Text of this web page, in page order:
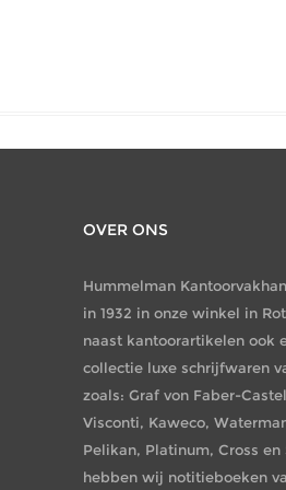
OVER ONS
Hummelman
in 1932 in onze winkel in
naast kantoorartikelen ook
collectie luxe schrijfwaren
zoals: Graf von Faber-
Visconti, Kaweco,
Pelikan, Platinum, Cross en
hebben wij notitieboeken